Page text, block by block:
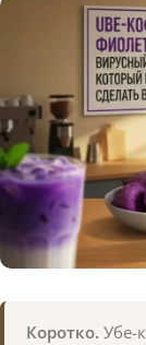
Коротко. Убе-